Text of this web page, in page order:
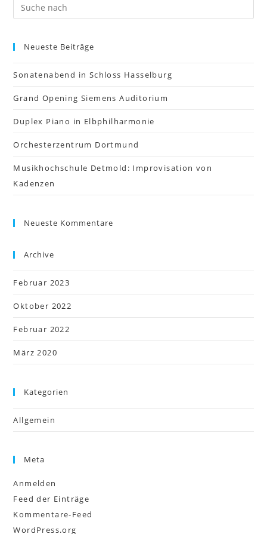
Neueste Beiträge
Sonatenabend in Schloss Hasselburg
Grand Opening Siemens Auditorium
Duplex Piano in Elbphilharmonie
Orchesterzentrum Dortmund
Musikhochschule Detmold: Improvisation von
Kadenzen
Neueste Kommentare
Archive
Februar 2023
Oktober 2022
Februar 2022
März 2020
Kategorien
Allgemein
Meta
Anmelden
Feed der Einträge
Kommentare-Feed
WordPress.org